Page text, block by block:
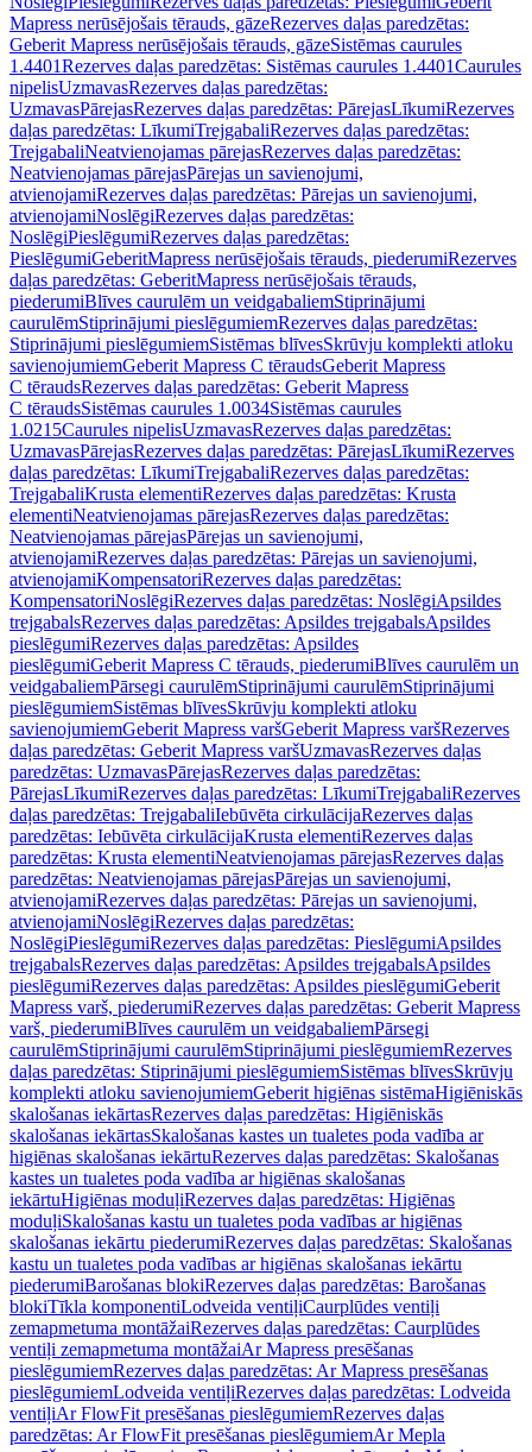
Mapress nerūsējošais tērauds, gāzeRezerves daļas paredzētas:
Geberit Mapress nerūsējošais tērauds, gāzeSistēmas caurules
1.4401Rezerves daļas paredzētas: Sistēmas caurules 1.4401Caurules
nipelisUzmavasRezerves daļas paredzētas:
UzmavasPārejasRezerves daļas paredzētas: PārejasLīkumiRezerves
daļas paredzētas: LīkumiTrejgabaliRezerves daļas paredzētas:
TrejgabaliNeatvienojamas pārejasRezerves daļas paredzētas:
Neatvienojamas pārejasPārejas un savienojumi,
atvienojamiRezerves daļas paredzētas: Pārejas un savienojumi,
atvienojamiNoslēgiRezerves daļas paredzētas:
NoslēgiPieslēgumiRezerves daļas paredzētas:
PieslēgumiGeberitMapress nerūsējošais tērauds, piederumiRezerves
daļas paredzētas: GeberitMapress nerūsējošais tērauds,
piederumiBlīves caurulēm un veidgabaliemStiprinājumi
caurulēmStiprinājumi pieslēgumiemRezerves daļas paredzētas:
Stiprinājumi pieslēgumiemSistēmas blīvesSkrūvju komplekti atloku
savienojumiemGeberit Mapress C tēraudsGeberit Mapress
C tēraudsRezerves daļas paredzētas: Geberit Mapress
C tēraudsSistēmas caurules 1.0034Sistēmas caurules
1.0215Caurules nipelisUzmavasRezerves daļas paredzētas:
UzmavasPārejasRezerves daļas paredzētas: PārejasLīkumiRezerves
daļas paredzētas: LīkumiTrejgabaliRezerves daļas paredzētas:
TrejgabaliKrusta elementiRezerves daļas paredzētas: Krusta
elementiNeatvienojamas pārejasRezerves daļas paredzētas:
Neatvienojamas pārejasPārejas un savienojumi,
atvienojamiRezerves daļas paredzētas: Pārejas un savienojumi,
atvienojamiKompensatoriRezerves daļas paredzētas:
KompensatoriNoslēgiRezerves daļas paredzētas: NoslēgiApsildes
trejgabalsRezerves daļas paredzētas: Apsildes trejgabalsApsildes
pieslēgumiRezerves daļas paredzētas: Apsildes
pieslēgumiGeberit Mapress C tērauds, piederumiBlīves caurulēm un
veidgabaliemPārsegi caurulēmStiprinājumi caurulēmStiprinājumi
pieslēgumiemSistēmas blīvesSkrūvju komplekti atloku
savienojumiemGeberit Mapress varšGeberit Mapress varšRezerves
daļas paredzētas: Geberit Mapress varšUzmavasRezerves daļas
paredzētas: UzmavasPārejasRezerves daļas paredzētas:
PārejasLīkumiRezerves daļas paredzētas: LīkumiTrejgabaliRezerves
daļas paredzētas: TrejgabaliIebūvēta cirkulācijaRezerves daļas
paredzētas: Iebūvēta cirkulācijaKrusta elementiRezerves daļas
paredzētas: Krusta elementiNeatvienojamas pārejasRezerves daļas
paredzētas: Neatvienojamas pārejasPārejas un savienojumi,
atvienojamiRezerves daļas paredzētas: Pārejas un savienojumi,
atvienojamiNoslēgiRezerves daļas paredzētas:
NoslēgiPieslēgumiRezerves daļas paredzētas: PieslēgumiApsildes
trejgabalsRezerves daļas paredzētas: Apsildes trejgabalsApsildes
pieslēgumiRezerves daļas paredzētas: Apsildes pieslēgumiGeberit
Mapress varš, piederumiRezerves daļas paredzētas: Geberit Mapress
varš, piederumiBlīves caurulēm un veidgabaliemPārsegi
caurulēmStiprinājumi caurulēmStiprinājumi pieslēgumiemRezerves
daļas paredzētas: Stiprinājumi pieslēgumiemSistēmas blīvesSkrūvju
komplekti atloku savienojumiemGeberit higiēnas sistēmaHigiēniskās
skalošanas iekārtasRezerves daļas paredzētas: Higiēniskās
skalošanas iekārtasSkalošanas kastes un tualetes poda vadība ar
higiēnas skalošanas iekārtuRezerves daļas paredzētas: Skalošanas
kastes un tualetes poda vadība ar higiēnas skalošanas
iekārtuHigiēnas moduļiRezerves daļas paredzētas: Higiēnas
moduļiSkalošanas kastu un tualetes poda vadības ar higiēnas
skalošanas iekārtu piederumiRezerves daļas paredzētas: Skalošanas
kastu un tualetes poda vadības ar higiēnas skalošanas iekārtu
piederumiBarošanas blokiRezerves daļas paredzētas: Barošanas
blokiTīkla komponentiLodveida ventiļiCaurplūdes ventiļi
zemapmetuma montāžaiRezerves daļas paredzētas: Caurplūdes
ventiļi zemapmetuma montāžaiAr Mapress presēšanas
pieslēgumiemRezerves daļas paredzētas: Ar Mapress presēšanas
pieslēgumiemLodveida ventiļiRezerves daļas paredzētas: Lodveida
ventiļiAr FlowFit presēšanas pieslēgumiemRezerves daļas
paredzētas: Ar FlowFit presēšanas pieslēgumiemAr Mepla